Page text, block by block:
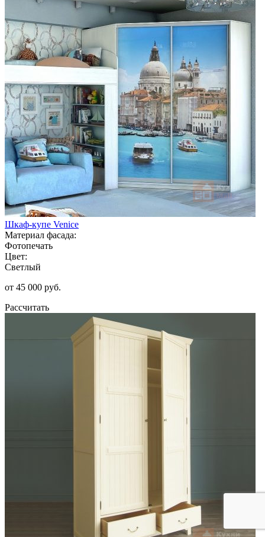
Шкаф-купе Venice
Материал фасада:
Фотопечать
Цвет:
Светлый
от 45 000 руб.
Рассчитать